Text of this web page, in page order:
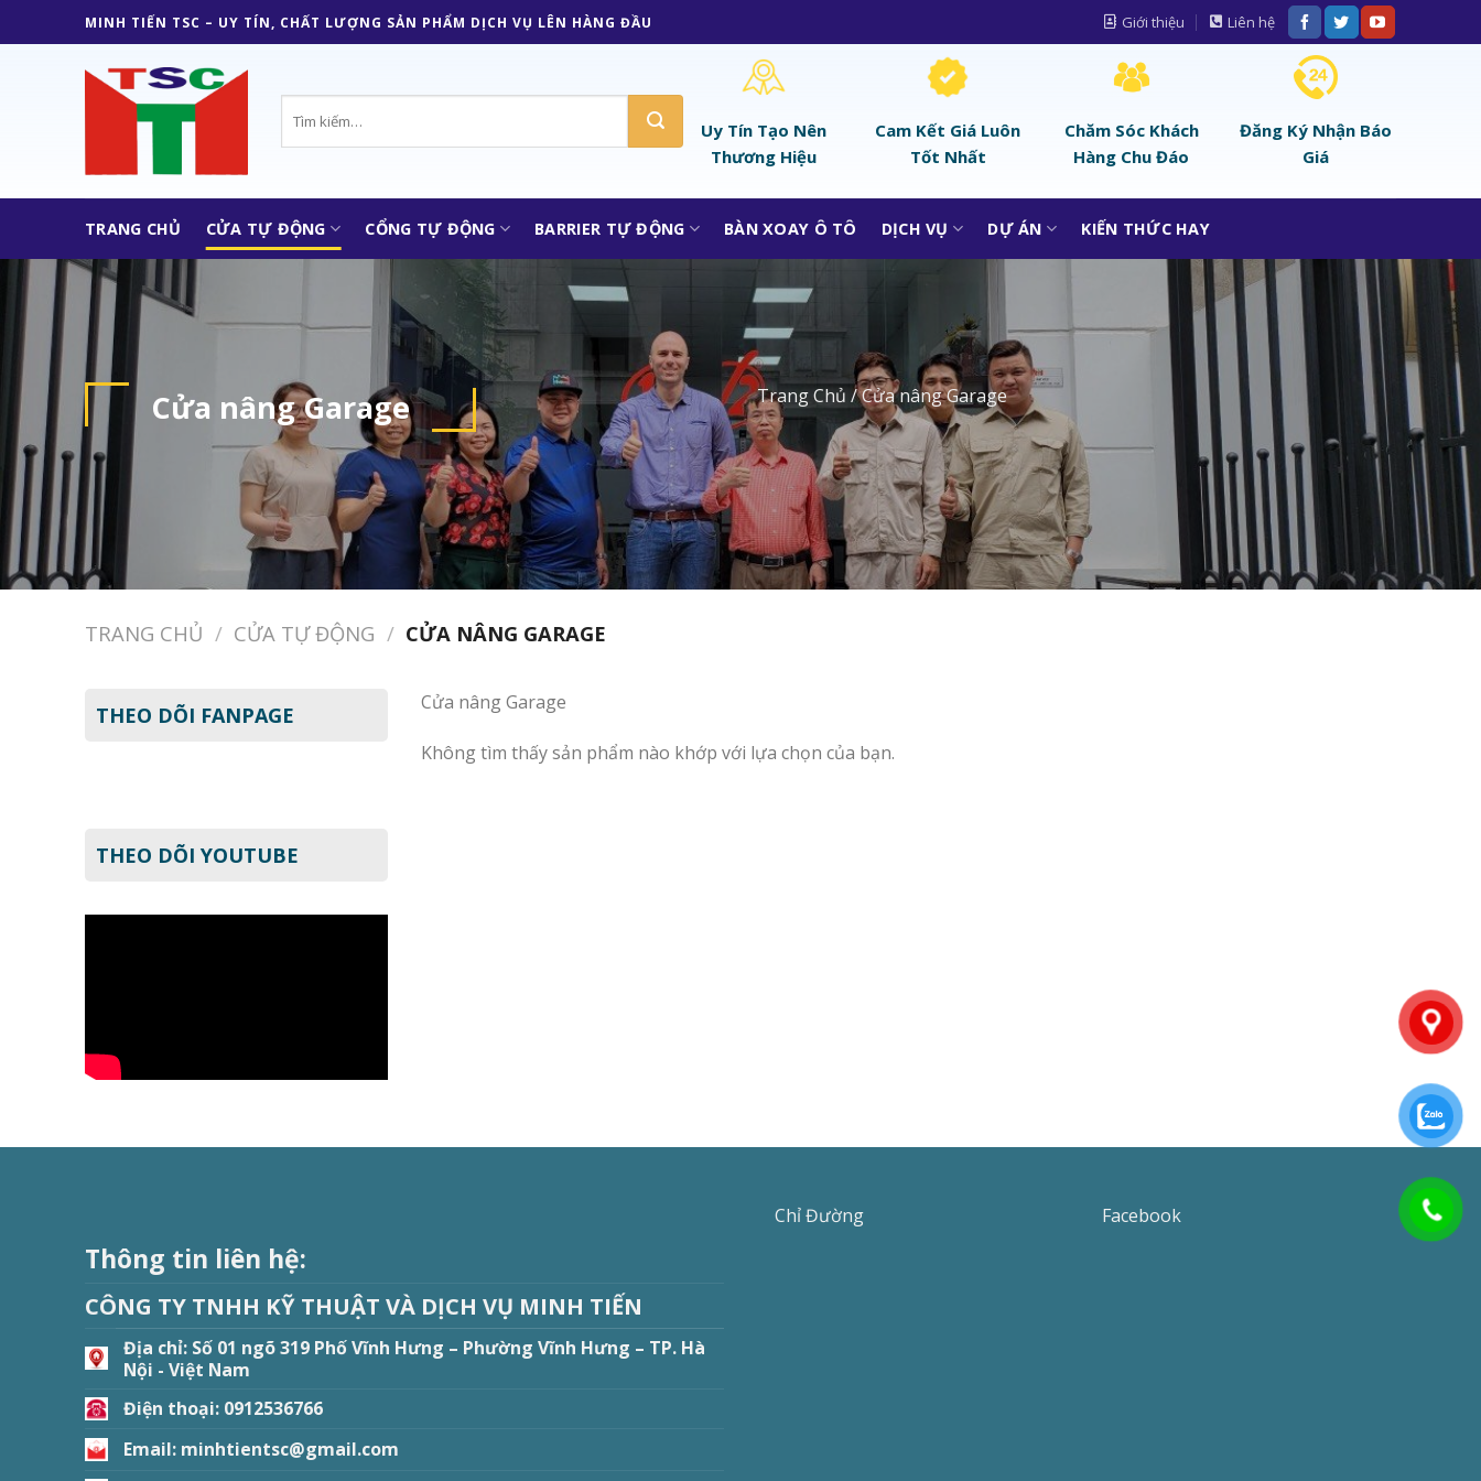
to
MINH TIẾN TSC – UY TÍN, CHẤT LƯỢNG SẢN PHẨM DỊCH VỤ LÊN HÀNG ĐẦU Giới thiệu Liên hệ
kiếm:
Uy Tín Tạo Nên
Thương Hiệu
Cam Kết Giá Luôn
Tốt Nhất
Chăm Sóc Khách
Hàng Chu Đáo
Đăng Ký Nhận Báo
Giá
TRANG CHỦ CỬA TỰ ĐỘNG CỔNG TỰ ĐỘNG BARRIER TỰ ĐỘNG BÀN XOAY Ô TÔ DỊCH VỤ DỰ ÁN KIẾN THỨC HAY
Cửa nâng Garage Trang Chủ /Cửa nâng Garage
TRANG CHỦ / CỬA TỰ ĐỘNG / CỬA NÂNG GARAGE
THEO DÕI FANPAGE
THEO DÕI YOUTUBE
Cửa nâng Garage
Không tìm thấy sản phẩm nào khớp với lựa chọn của bạn.
Thông tin liên hệ:
CÔNG TY TNHH KỸ THUẬT VÀ DỊCH VỤ MINH TIẾN
Địa chỉ: Số 01 ngõ 319 Phố Vĩnh Hưng – Phường Vĩnh Hưng – TP. Hà
Nội - Việt Nam
Điện thoại: 0912536766
Email: minhtientsc@gmail.com
Chỉ Đường Facebook